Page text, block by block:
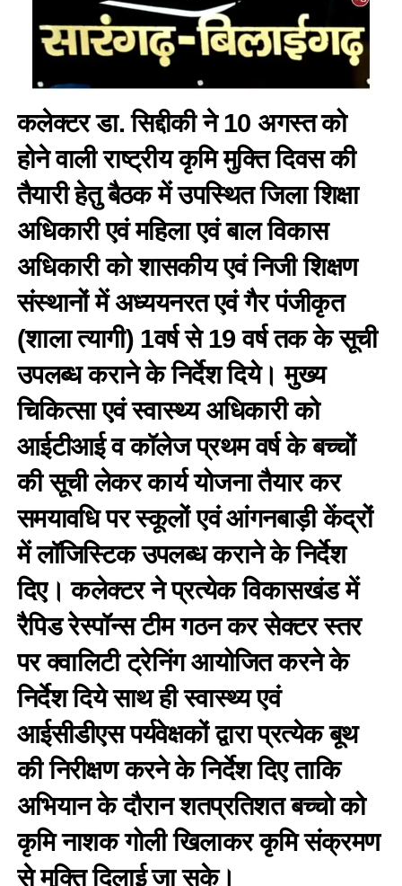
कलेक्टर डा. सिद्दीकी ने 10 अगस्त को
होने वाली राष्ट्रीय कृमि मुक्ति दिवस की
तैयारी हेतु बैठक में उपस्थित जिला शिक्षा
अधिकारी एवं महिला एवं बाल विकास
अधिकारी को शासकीय एवं निजी शिक्षण
संस्थानों में अध्ययनरत एवं गैर पंजीकृत
(शाला त्यागी) 1वर्ष से 19 वर्ष तक के सूची
उपलब्ध कराने के निर्देश दिये। मुख्य
चिकित्सा एवं स्वास्थ्य अधिकारी को
आईटीआई व कॉलेज प्रथम वर्ष के बच्चों
की सूची लेकर कार्य योजना तैयार कर
समयावधि पर स्कूलों एवं आंगनबाड़ी केंद्रों
में लॉजिस्टिक उपलब्ध कराने के निर्देश
दिए। कलेक्टर ने प्रत्येक विकासखंड में
रैपिड रेस्पॉन्स टीम गठन कर सेक्टर स्तर
पर क्वालिटी ट्रेनिंग आयोजित करने के
निर्देश दिये साथ ही स्वास्थ्य एवं
आईसीडीएस पर्यवेक्षकों द्वारा प्रत्येक बूथ
की निरीक्षण करने के निर्देश दिए ताकि
अभियान के दौरान शतप्रतिशत बच्चो को
कृमि नाशक गोली खिलाकर कृमि संक्रमण
से मुक्ति दिलाई जा सके।